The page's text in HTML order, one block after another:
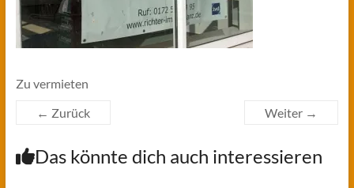
Zu vermieten
← Zurück
Weiter →
Das könnte dich auch interessieren